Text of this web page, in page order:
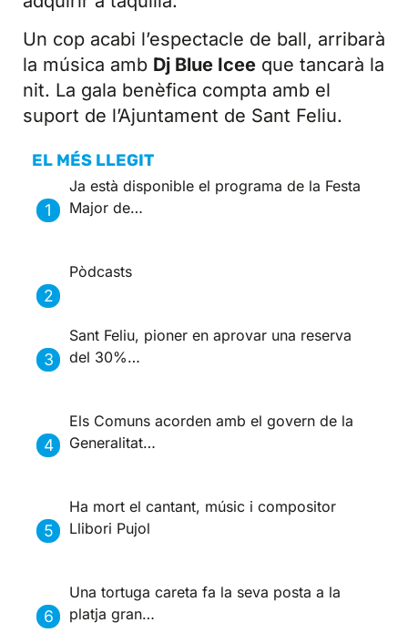
Un cop acabi l’espectacle de ball, arribarà
la música amb Dj Blue Icee que tancarà la
nit. La gala benèfica compta amb el
suport de l’Ajuntament de Sant Feliu.
EL MÉS LLEGIT
Ja està disponible el programa de la Festa
Major de…
Pòdcasts
Sant Feliu, pioner en aprovar una reserva
del 30%…
Els Comuns acorden amb el govern de la
Generalitat…
Ha mort el cantant, músic i compositor
Llibori Pujol
Una tortuga careta fa la seva posta a la
platja gran…